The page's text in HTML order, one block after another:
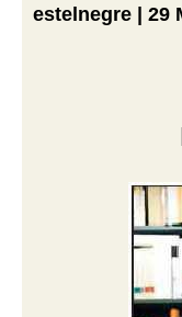
estelnegre | 29